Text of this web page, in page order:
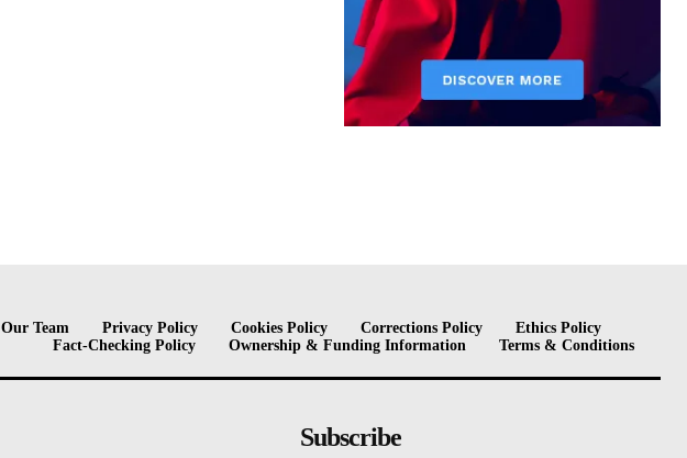
Our Team Privacy Policy Cookies Policy Corrections Policy
Ethics Policy
Fact-Checking Policy
Ownership & Funding Information Terms & Conditions
Subscribe